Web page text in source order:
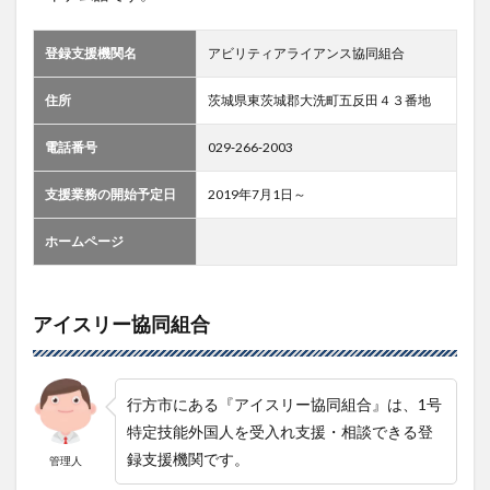
登録支援機関名 アビリティアライアンス協同組合
住所 茨城県東茨城郡大洗町五反田４３番地
電話番号 029‐266‐2003
支援業務の開始予定日 2019年7月1日～
ホームページ
アイスリー協同組合
管理人
行方市にある『アイスリー協同組合』は、1号
特定技能外国人を受入れ支援・相談できる登
録支援機関です。